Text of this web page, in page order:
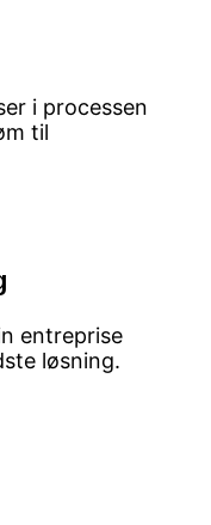
i processen
til
entreprise
løsning.